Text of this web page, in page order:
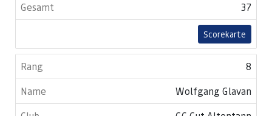
37
Scorekarte
8
Wolfgang Glavan